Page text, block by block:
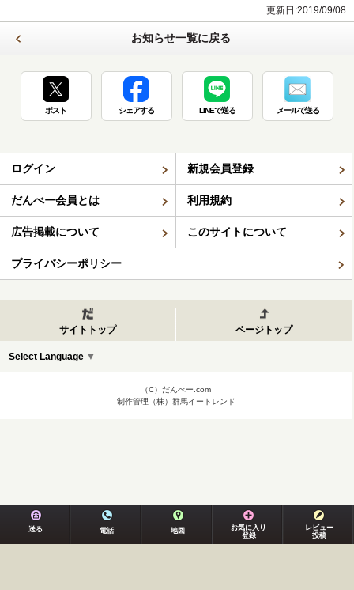
更新日:2019/09/08
お知らせ一覧に戻る
ポスト シェアする LINEで送る メールで送る
ログイン 新規会員登録
だんべー会員とは 利用規約
広告掲載について このサイトについて
プライバシーポリシー
サイトトップ ページトップ
Select Language ▼
（C）だんべー.com
制作管理（株）群馬イートレンド
送る 電話 地図
お気に入り
登録
レビュー
投稿